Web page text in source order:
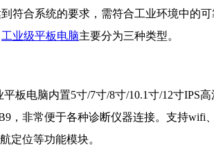
符合系统的要求，需符合工业环境中的
工业级平板电脑主要分为三种类型。
电脑内置5寸/7寸/8寸/10.1寸/12寸IPS
，非常便于各种诊断仪器连接。支持wifi
定位等功能模块。